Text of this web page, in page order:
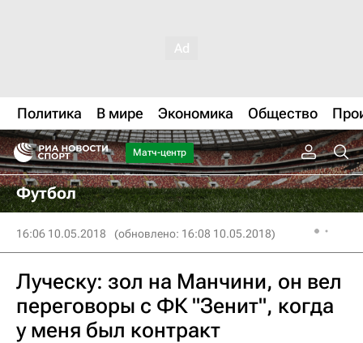
Политика В мире Экономика Общество
Матч-центр
Футбол
16:06 10.05.2018 (обновлено: 16:08 10.05.2018)
Луческу: зол на Манчини, он вел
переговоры с ФК "Зенит", когда
у меня был контракт